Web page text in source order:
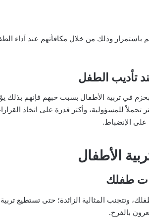
باستمرار وذلك من خلال مكافأتهم عند آداء
بحزم في تربية الأطفال بسبب حبهم فإنهم
تحملاً للمسؤولية، وأكثر قدرة على اتخاذ
الإنضباط.
الأطفال
وتتجنب المثالية الزائدة؛ حتى تستطيع
بالفرح.